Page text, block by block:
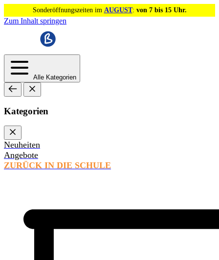
Sonderöffnungszeiten im AUGUST: von 7 bis 15 Uhr.
Zum Inhalt springen
Alle Kategorien
Kategorien
Neuheiten
Angebote
ZURÜCK IN DIE SCHULE